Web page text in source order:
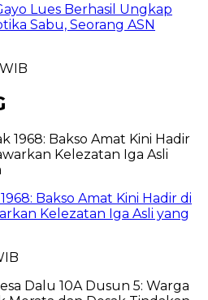
Lues Berhasil Ungkap
Sabu, Seorang ASN
Bakso Amat Kini Hadir di
Kelezatan Iga Asli yang